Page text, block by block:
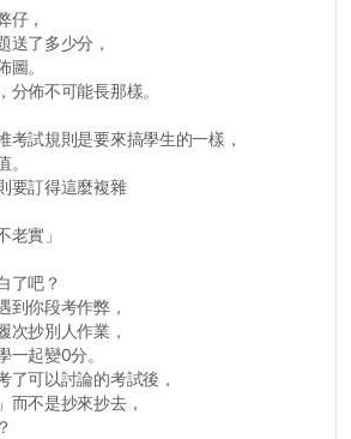
仔，
送了多少分，
。
佈不可能長那樣。
考試規則是要來搞學生的一樣，
要訂得這麼複雜
老實」
了吧？
到你段考作弊，
次抄別人作業，
一起變0分。
了可以討論的考試後，
而不是抄來抄去，